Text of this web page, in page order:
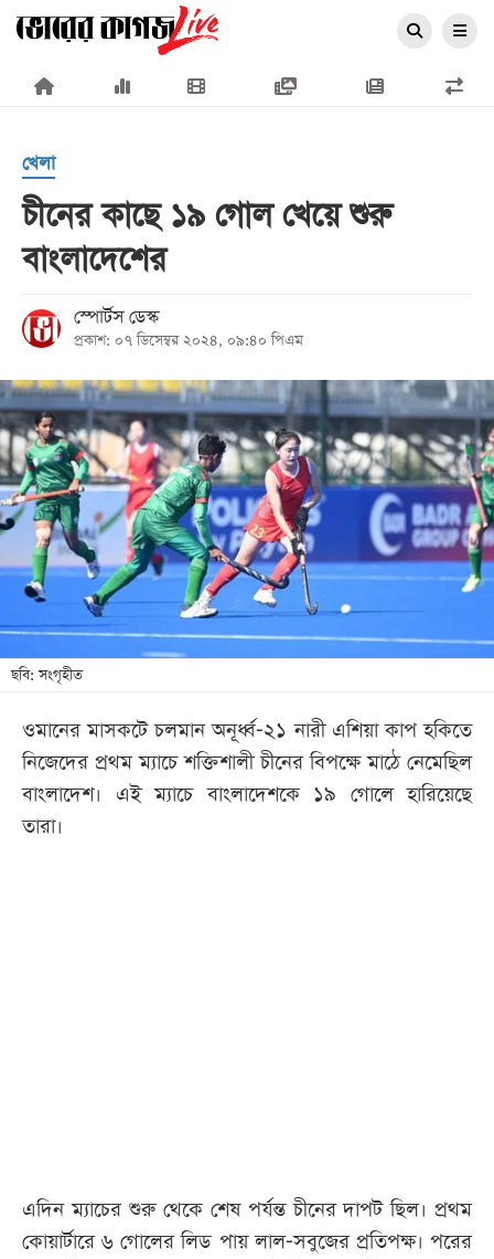
×
প্রচ্ছদ
জাতীয়
রাজনীতি
অর্থনীতি
আন্তর্জাতিক
সারাদেশ
খেলা
বিনোদন
লাইফ
স্টাইল
শিক্ষা
সব
বিভাগ
খেলা
চীনের কাছে ১৯ গোল খেয়ে শুরু
বাংলাদেশের
স্পোর্টস ডেস্ক
প্রকাশ: ০৭ ডিসেম্বর ২০২৪, ০৯:৪০ পিএম
ছবি: সংগৃহীত
ওমানের মাসকটে চলমান অনূর্ধ্ব-২১ নারী এশিয়া কাপ হকিতে
নিজেদের প্রথম ম্যাচে শক্তিশালী চীনের বিপক্ষে মাঠে নেমেছিল
বাংলাদেশ। এই ম্যাচে বাংলাদেশকে ১৯ গোলে হারিয়েছে
তারা।
এদিন ম্যাচের শুরু থেকে শেষ পর্যন্ত চীনের দাপট ছিল। প্রথম
কোয়ার্টারে ৬ গোলের লিড পায় লাল-সবুজের প্রতিপক্ষ। পরের